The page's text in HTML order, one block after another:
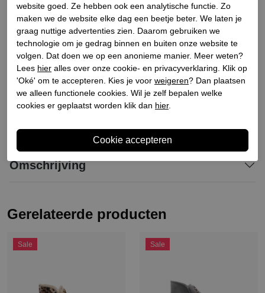
Materiaal buitenkant
Suede
Materiaal binnenkant
Leer/schapenwol
Materiaal zool
Rubber
Hakhoogte
5
Schachthoogte
11
Schachtbreedte
20
Winkelvoorraad
Omschrijving
Gerelateerde producten
Sale Sale
website goed. Ze hebben ook een analytische functie. Zo
maken we de website elke dag een beetje beter. We laten je
graag nuttige advertenties zien. Daarom gebruiken we
technologie om je gedrag binnen en buiten onze website te
volgen. Dat doen we op een anonieme manier. Meer weten?
Lees hier alles over onze cookie- en privacyverklaring. Klik op
'Oké' om te accepteren. Kies je voor weigeren? Dan plaatsen
we alleen functionele cookies. Wil je zelf bepalen welke
cookies er geplaatst worden klik dan hier.